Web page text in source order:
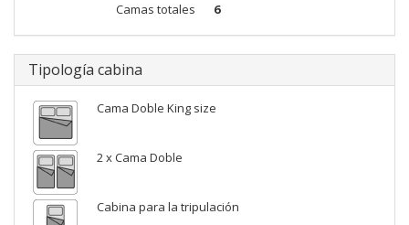
Camas totales
6
Tipología cabina
Cama Doble King size
2 x Cama Doble
Cabina para la tripulación